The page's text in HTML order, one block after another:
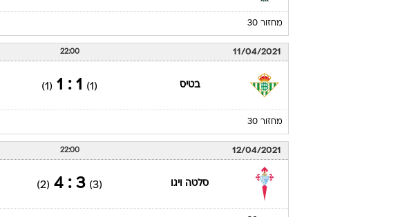
מחזור 30
11/04/2021
22:00
בטיס (1)
1 : 1
(1)
מחזור 30
12/04/2021
22:00
סלטה ויגו (3)
3 : 4
(2)